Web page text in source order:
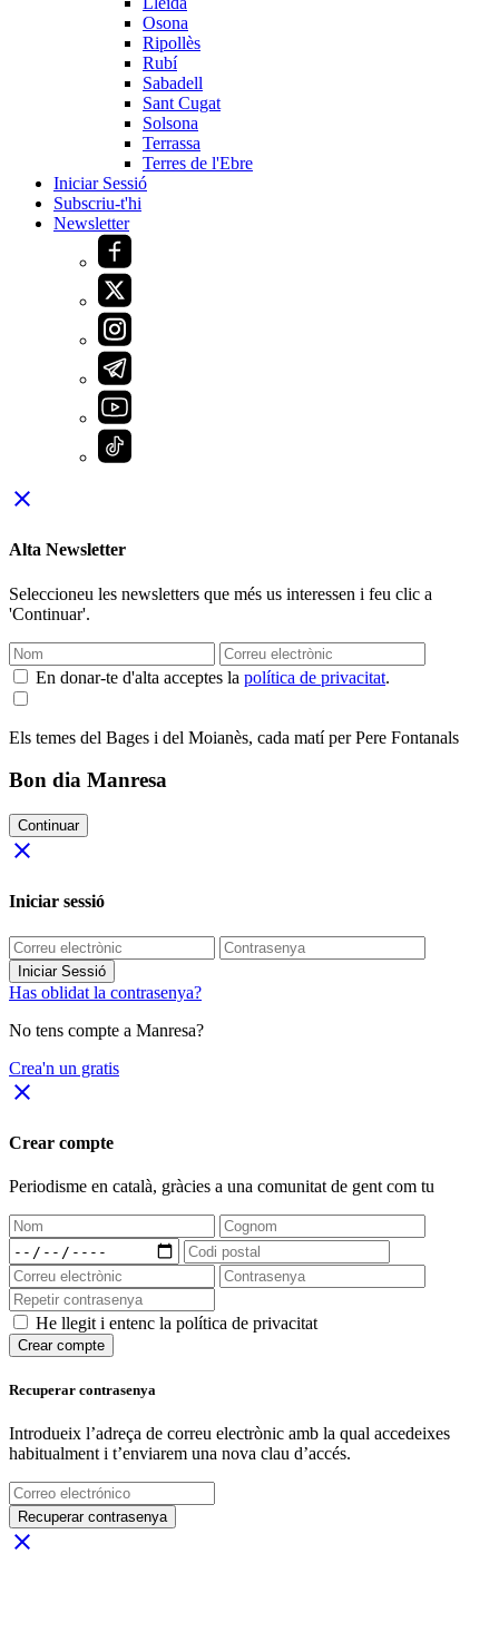
Osona
Ripollès
Rubí
Sabadell
Sant Cugat
Solsona
Terrassa
Terres de l'Ebre
Iniciar Sessió
Subscriu-t'hi
Newsletter
close
Alta Newsletter
Seleccioneu les newsletters que més us interessen i feu clic a
'Continuar'.
En donar-te d'alta acceptes la política de privacitat.
Els temes del Bages i del Moianès, cada matí per Pere Fontanals
Bon dia Manresa
Continuar
close
Iniciar sessió
Iniciar Sessió
Has oblidat la contrasenya?
No tens compte a Manresa?
Crea'n un gratis
close
Crear compte
Periodisme en català, gràcies a una comunitat de gent com tu
He llegit i entenc la política de privacitat
Crear compte
Recuperar contrasenya
Introdueix l’adreça de correu electrònic amb la qual accedeixes
habitualment i t’enviarem una nova clau d’accés.
Recuperar contrasenya
close